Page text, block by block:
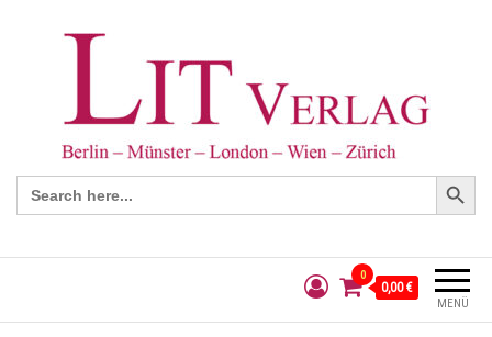
Search
for:
Search Button
MENÜ
0
0,00 €